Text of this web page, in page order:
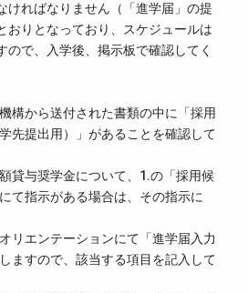
ければなりません（「進学届」の提
おりとなっており、スケジュールは
ので、入学後、掲示板で確認してく
構から送付された書類の中に「採用
先提出用）」があることを確認して
貸与奨学金について、1.の「採用候
て指示がある場合は、その指示に
リエンテーションにて「進学届入力
ますので、該当する項目を記入して